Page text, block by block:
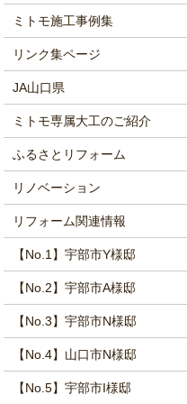
ミトモ施工事例集
リンク集ページ
JA山口県
ミトモ専属大工のご紹介
ふるさとリフォーム
リノベーション
リフォーム関連情報
【No.1】宇部市Y様邸
【No.2】宇部市A様邸
【No.3】宇部市N様邸
【No.4】山口市N様邸
【No.5】宇部市I様邸